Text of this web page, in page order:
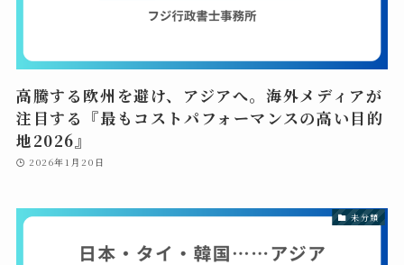
高騰する欧州を避け、アジアへ。海外メディアが
注目する『最もコストパフォーマンスの高い目的
地2026』
2026年1月20日
未分類